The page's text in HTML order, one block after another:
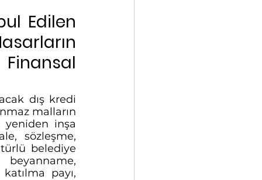
Edilen
dış kredi
malların
yeniden inşa
sözleşme,
belediye
payı,